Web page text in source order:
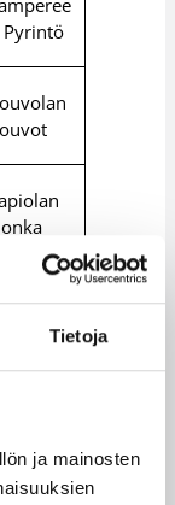
Tietoja
ja mainosten
Pyrintö
Manresa